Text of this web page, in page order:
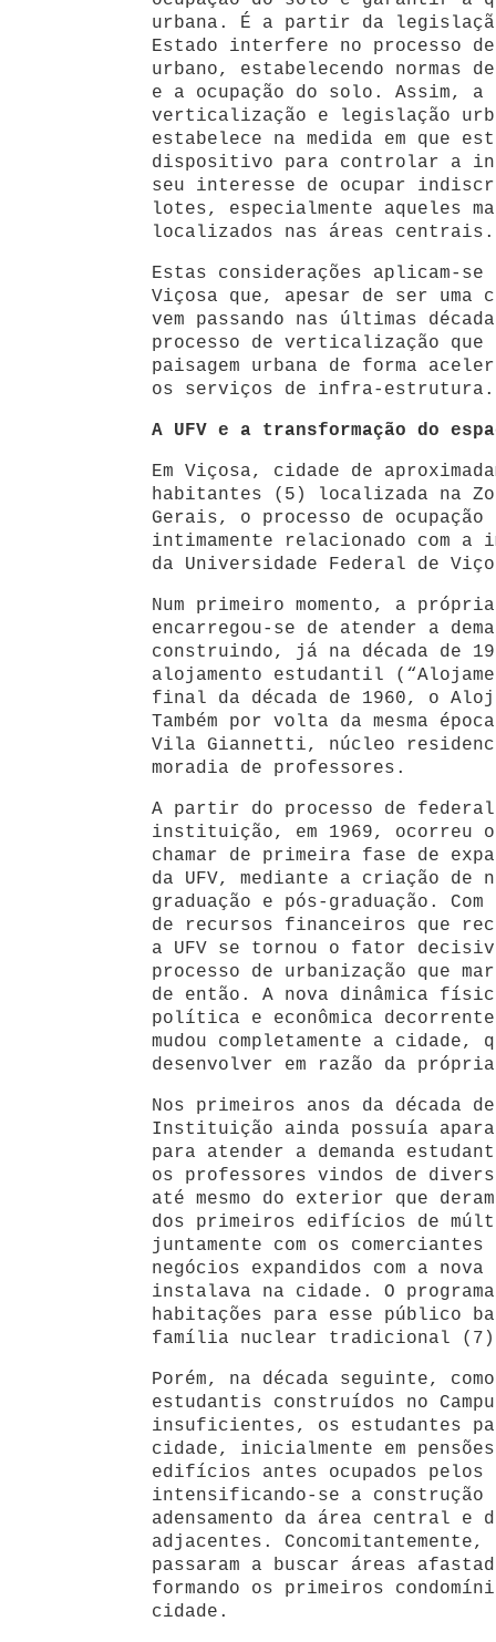
urbana. É a partir da
Estado interfere no processo
urbano, estabelecendo normas
e a ocupação do solo. Assim,
verticalização e legislação
estabelece na medida em que
dispositivo para controlar a
seu interesse de ocupar
lotes, especialmente aqueles
localizados nas áreas centrais.
Estas considerações aplicam-se
Viçosa que, apesar de ser uma
vem passando nas últimas
processo de verticalização que
paisagem urbana de forma
os serviços de infra-estrutura.
A UFV e a transformação do
Em Viçosa, cidade de
habitantes (5) localizada na
Gerais, o processo de ocupação
intimamente relacionado com a
da Universidade Federal de
Num primeiro momento, a
encarregou-se de atender a
construindo, já na década de
alojamento estudantil
final da década de 1960, o
Também por volta da mesma
Vila Giannetti, núcleo
moradia de professores.
A partir do processo de
instituição, em 1969, ocorreu o
chamar de primeira fase de
da UFV, mediante a criação de
graduação e pós-graduação.
de recursos financeiros que
a UFV se tornou o fator
processo de urbanização que
de então. A nova dinâmica
política e econômica decorrente
mudou completamente a cidade,
desenvolver em razão da
Nos primeiros anos da década
Instituição ainda possuía
para atender a demanda
os professores vindos de
até mesmo do exterior que
dos primeiros edifícios de
juntamente com os
negócios expandidos com a nova
instalava na cidade. O
habitações para esse público
família nuclear tradicional
Porém, na década seguinte,
estudantis construídos no
insuficientes, os estudantes
cidade, inicialmente em
edifícios antes ocupados pelos
intensificando-se a construção
adensamento da área central e
adjacentes.
passaram a buscar áreas
formando os primeiros
cidade.